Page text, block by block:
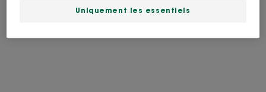
Uniquement les essentiels